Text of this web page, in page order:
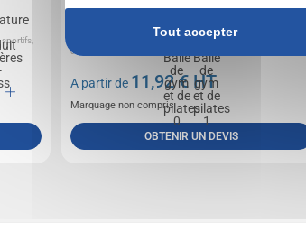
Balle de gym de 55cm de diamètre.Existe aussi 65, 75, 85 cm
de diamètre.
A partir de 11,92€ HT
Marquage non compris
OBTENIR UN DEVIS
Tout accepter